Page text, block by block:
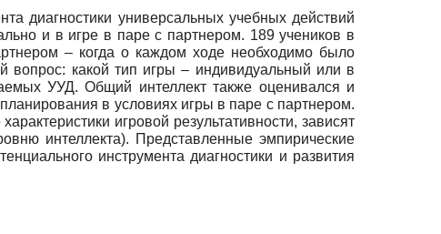
диагностики универсальных учебных действий
и в игре в паре с партнером. 189 учеников в
– когда о каждом ходе необходимо было
вопрос: какой тип игры – индивидуальный или в
УУД. Общий интеллект также оценивался и
в условиях игры в паре с партнером.
игровой результативности, зависят
интеллекта). Представленные эмпирические
инструмента диагностики и развития